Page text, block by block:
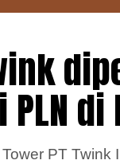
di
PT Twink